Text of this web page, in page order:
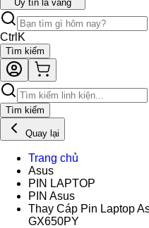
Uy tín là vàng
Ctrl K
Tìm kiếm
Tìm kiếm
Quay lại
Trang chủ
Asus
PIN LAPTOP
PIN Asus
Thay Cáp Pin Laptop
GX650PY